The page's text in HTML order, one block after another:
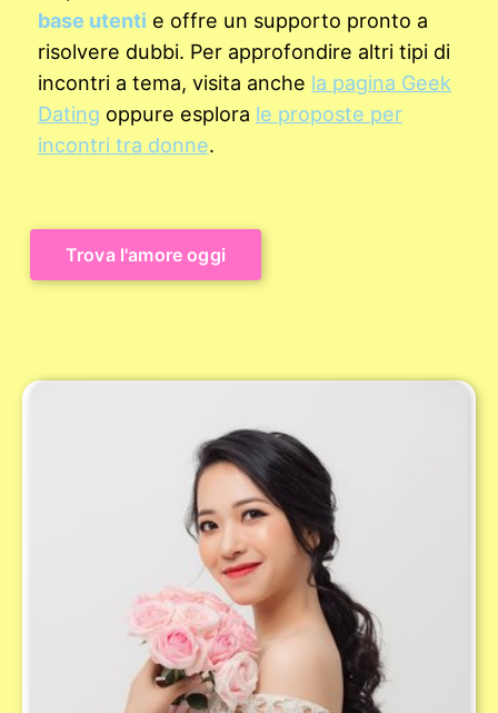
base utenti e offre un supporto pronto a
risolvere dubbi. Per approfondire altri tipi di
incontri a tema, visita anche la pagina Geek
Dating oppure esplora le proposte per
incontri tra donne.
Trova l'amore oggi